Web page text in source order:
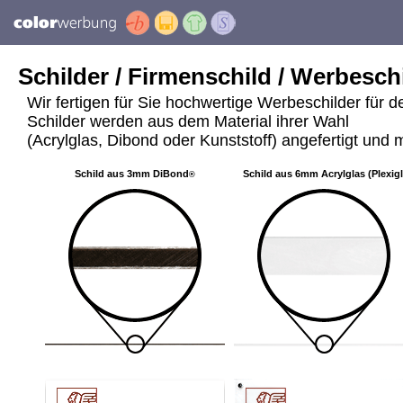
Schilder / Firmenschild /
Wir fertigen für Sie hochwertige Werbeschilder für
Schilder werden aus dem Material ihrer Wahl
(Acrylglas, Dibond oder Kunststoff) angefertigt und
Schild aus 3mm DiBond® Schild aus 6mm Acrylglas